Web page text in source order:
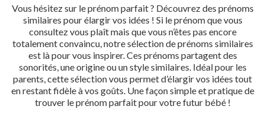
Vous hésitez sur le prénom parfait ? Découvrez des prénoms
similaires pour élargir vos idées ! Si le prénom que vous
consultez vous plaît mais que vous n’êtes pas encore
totalement convaincu, notre sélection de prénoms similaires
est là pour vous inspirer. Ces prénoms partagent des
sonorités, une origine ou un style similaires. Idéal pour les
parents, cette sélection vous permet d’élargir vos idées tout
en restant fidèle à vos goûts. Une façon simple et pratique de
trouver le prénom parfait pour votre futur bébé !